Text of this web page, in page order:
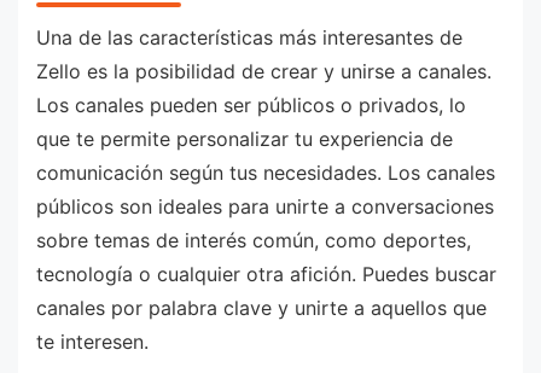
Una de las características más interesantes de
Zello es la posibilidad de crear y unirse a canales.
Los canales pueden ser públicos o privados, lo
que te permite personalizar tu experiencia de
comunicación según tus necesidades. Los canales
públicos son ideales para unirte a conversaciones
sobre temas de interés común, como deportes,
tecnología o cualquier otra afición. Puedes buscar
canales por palabra clave y unirte a aquellos que
te interesen.